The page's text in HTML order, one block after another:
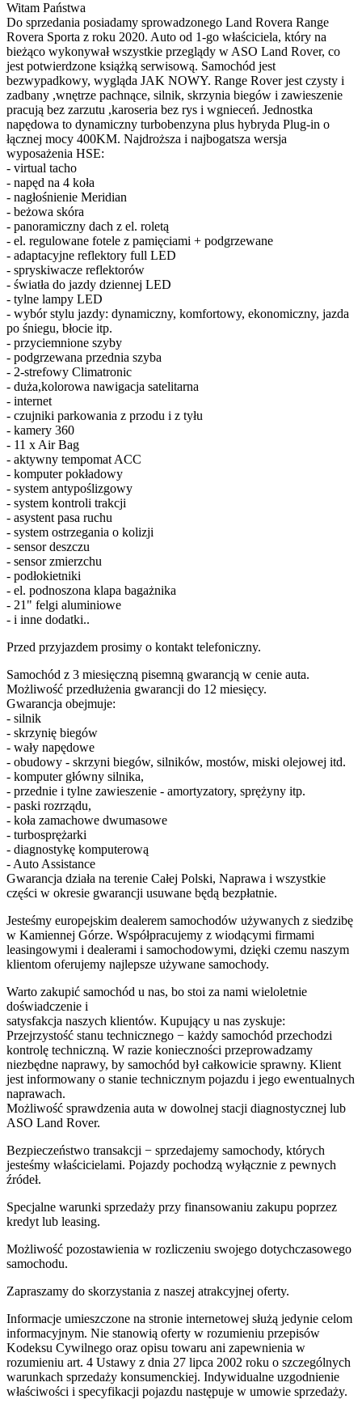
Witam Państwa
Do sprzedania posiadamy sprowadzonego Land Rovera Range
Rovera Sporta z roku 2020. Auto od 1-go właściciela, który na
bieżąco wykonywał wszystkie przeglądy w ASO Land Rover, co
jest potwierdzone książką serwisową. Samochód jest
bezwypadkowy, wygląda JAK NOWY. Range Rover jest czysty i
zadbany ,wnętrze pachnące, silnik, skrzynia biegów i zawieszenie
pracują bez zarzutu ,karoseria bez rys i wgnieceń. Jednostka
napędowa to dynamiczny turbobenzyna plus hybryda Plug-in o
łącznej mocy 400KM. Najdroższa i najbogatsza wersja
wyposażenia HSE:
- virtual tacho
- napęd na 4 koła
- nagłośnienie Meridian
- beżowa skóra
- panoramiczny dach z el. roletą
- el. regulowane fotele z pamięciami + podgrzewane
- adaptacyjne reflektory full LED
- spryskiwacze reflektorów
- światła do jazdy dziennej LED
- tylne lampy LED
- wybór stylu jazdy: dynamiczny, komfortowy, ekonomiczny, jazda
po śniegu, błocie itp.
- przyciemnione szyby
- podgrzewana przednia szyba
- 2-strefowy Climatronic
- duża,kolorowa nawigacja satelitarna
- internet
- czujniki parkowania z przodu i z tyłu
- kamery 360
- 11 x Air Bag
- aktywny tempomat ACC
- komputer pokładowy
- system antypoślizgowy
- system kontroli trakcji
- asystent pasa ruchu
- system ostrzegania o kolizji
- sensor deszczu
- sensor zmierzchu
- podłokietniki
- el. podnoszona klapa bagażnika
- 21" felgi aluminiowe
- i inne dodatki..
Przed przyjazdem prosimy o kontakt telefoniczny.
Samochód z 3 miesięczną pisemną gwarancją w cenie auta.
Możliwość przedłużenia gwarancji do 12 miesięcy.
Gwarancja obejmuje:
- silnik
- skrzynię biegów
- wały napędowe
- obudowy - skrzyni biegów, silników, mostów, miski olejowej itd.
- komputer główny silnika,
- przednie i tylne zawieszenie - amortyzatory, sprężyny itp.
- paski rozrządu,
- koła zamachowe dwumasowe
- turbosprężarki
- diagnostykę komputerową
- Auto Assistance
Gwarancja działa na terenie Całej Polski, Naprawa i wszystkie
części w okresie gwarancji usuwane będą bezpłatnie.
Jesteśmy europejskim dealerem samochodów używanych z siedzibę
w Kamiennej Górze. Współpracujemy z wiodącymi firmami
leasingowymi i dealerami i samochodowymi, dzięki czemu naszym
klientom oferujemy najlepsze używane samochody.
Warto zakupić samochód u nas, bo stoi za nami wieloletnie
doświadczenie i
satysfakcja naszych klientów. Kupujący u nas zyskuje:
Przejrzystość stanu technicznego − każdy samochód przechodzi
kontrolę techniczną. W razie konieczności przeprowadzamy
niezbędne naprawy, by samochód był całkowicie sprawny. Klient
jest informowany o stanie technicznym pojazdu i jego ewentualnych
naprawach.
Możliwość sprawdzenia auta w dowolnej stacji diagnostycznej lub
ASO Land Rover.
Bezpieczeństwo transakcji − sprzedajemy samochody, których
jesteśmy właścicielami. Pojazdy pochodzą wyłącznie z pewnych
źródeł.
Specjalne warunki sprzedaży przy finansowaniu zakupu poprzez
kredyt lub leasing.
Możliwość pozostawienia w rozliczeniu swojego dotychczasowego
samochodu.
Zapraszamy do skorzystania z naszej atrakcyjnej oferty.
Informacje umieszczone na stronie internetowej służą jedynie celom
informacyjnym. Nie stanowią oferty w rozumieniu przepisów
Kodeksu Cywilnego oraz opisu towaru ani zapewnienia w
rozumieniu art. 4 Ustawy z dnia 27 lipca 2002 roku o szczególnych
warunkach sprzedaży konsumenckiej. Indywidualne uzgodnienie
właściwości i specyfikacji pojazdu następuje w umowie sprzedaży.